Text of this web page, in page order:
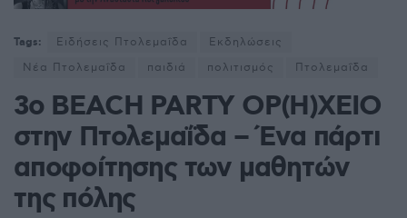
Tags: Ειδήσεις Πτολεμαΐδα
Εκδηλώσεις
Νέα Πτολεμαΐδα
παιδιά πολιτισμός Πτολεμαΐδα
3ο BEACH PARTY ΟΡ(Η)ΧΕΙΟ
στην Πτολεμαΐδα – Ένα πάρτι
αποφοίτησης των μαθητών
της πόλης